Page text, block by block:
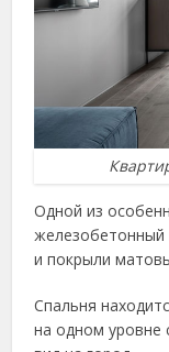
Одной из
железобетонный
и покрыли
Спальня
на одном уровне